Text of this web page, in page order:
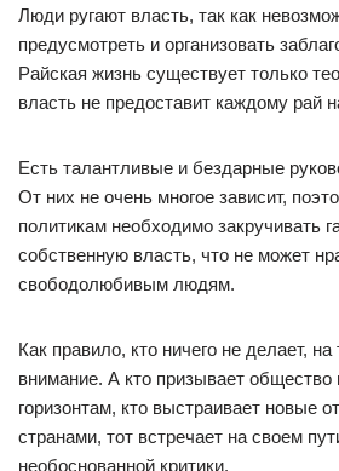
Люди ругают власть, так как
предусмотреть и организовать
Райская жизнь существует только
власть не предоставит каждому рай
Есть талантливые и бездарные
От них не очень многое зависит,
политикам необходимо закручивать
собственную власть, что не может
свободолюбивым людям.
Как правило, кто ничего не делает,
внимание. А кто призывает
горизонтам, кто выстраивает новые
странами, тот встречает на своем
необоснованной критики.